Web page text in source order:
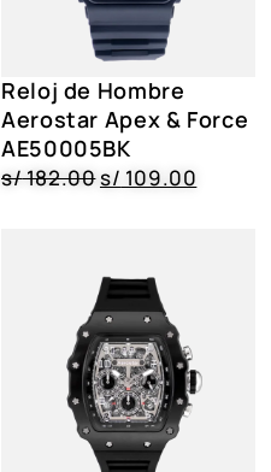
Reloj de Hombre
Aerostar Apex & Force
AE50005BK
s/182.00s/ 109.00